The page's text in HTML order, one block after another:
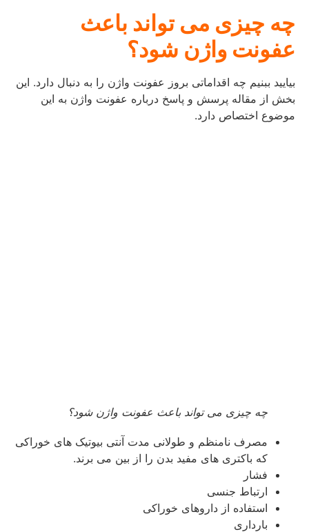
چه چیزی می تواند باعث
عفونت واژن شود؟
بیایید ببنیم چه اقداماتی بروز عفونت واژن را به دنبال دارد. این
بخش از مقاله پرسش و پاسخ درباره عفونت واژن به این
موضوع اختصاص دارد.
چه چیزی می تواند باعث عفونت واژن شود؟
مصرف نامنظم و طولانی مدت آنتی بیوتیک های خوراکی
که باکتری های مفید بدن را از بین می برند.
فشار
ارتباط جنسی
استفاده از داروهای خوراکی
بارداری